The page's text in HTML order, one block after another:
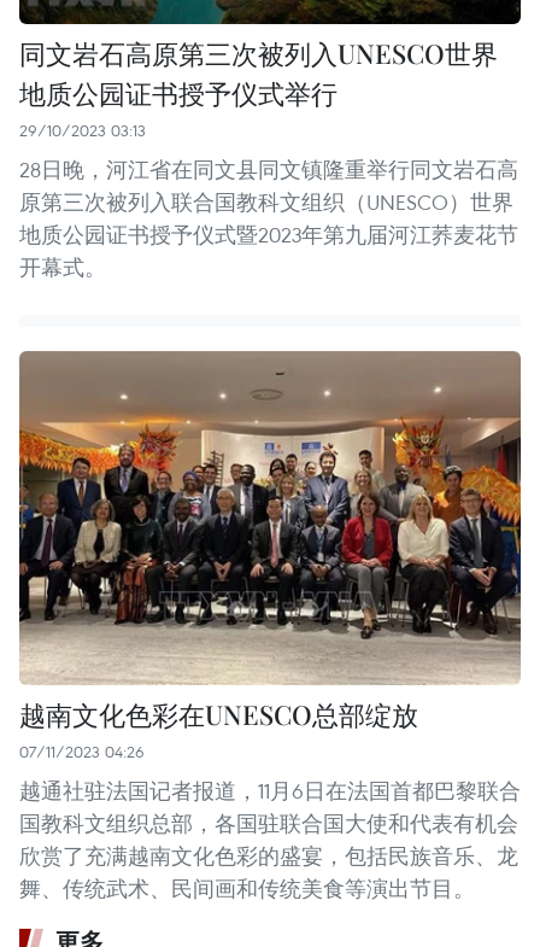
同文岩石高原第三次被列入UNESCO世界
地质公园证书授予仪式举行
29/10/2023 03:13
28日晚，河江省在同文县同文镇隆重举行同文岩石高
原第三次被列入联合国教科文组织（UNESCO）世界
地质公园证书授予仪式暨2023年第九届河江荞麦花节
开幕式。
越南文化色彩在UNESCO总部绽放
07/11/2023 04:26
越通社驻法国记者报道，11月6日在法国首都巴黎联合
国教科文组织总部，各国驻联合国大使和代表有机会
欣赏了充满越南文化色彩的盛宴，包括民族音乐、龙
舞、传统武术、民间画和传统美食等演出节目。